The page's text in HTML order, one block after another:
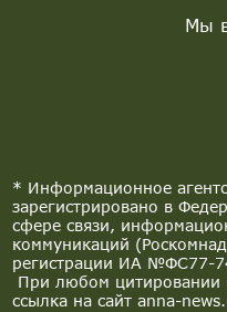
* Информационное
зарегистрировано в
сфере связи,
коммуникаций
регистрации ИА №ФС77-
При любом цитировании
ссылка на сайт anna-
Мы